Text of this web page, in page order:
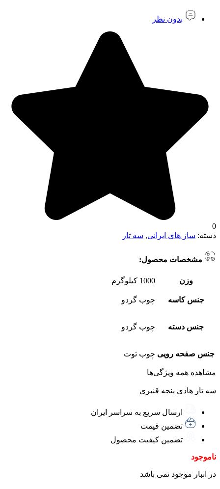
بدون نظر
0
دسته: ساز های ایرانی, سه تار
مشخصات محصول:
وزن 1000 کیلوگرم
جنس کاسه چوب گردو
جنس دسته چوب گردو
جنس صفحه رویی چوب توت
مشاهده همه ویژگی‌ها
سه تار هادی پنجه قنبری
ارسال سریع به سراسر ایران
تضمین قیمت
تضمین کیفیت محصول
ناموجود
در انبار موجود نمی باشد